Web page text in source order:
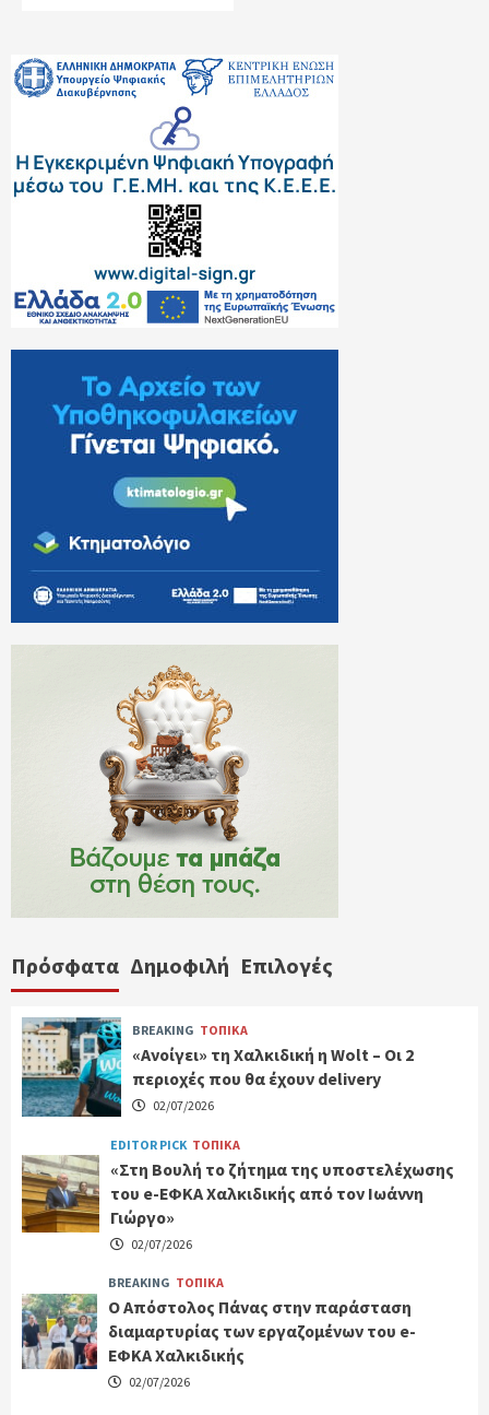
Πρόσφατα Δημοφιλή Επιλογές
BREAKING ΤΟΠΙΚΑ
«Ανοίγει» τη Χαλκιδική η Wolt – Οι 2
περιοχές που θα έχουν delivery
02/07/2026
EDITOR PICK ΤΟΠΙΚΑ
«Στη Βουλή το ζήτημα της υποστελέχωσης
του e-ΕΦΚΑ Χαλκιδικής από τον Ιωάννη
Γιώργο»
02/07/2026
BREAKING ΤΟΠΙΚΑ
Ο Απόστολος Πάνας στην παράσταση
διαμαρτυρίας των εργαζομένων του e-
ΕΦΚΑ Χαλκιδικής
02/07/2026